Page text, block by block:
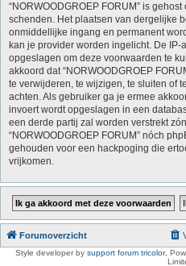
“NORWOODGROEP FORUM” is
schenden. Het plaatsen van dergelijke
onmiddellijke ingang en permanent
kan je provider worden ingelicht. De
opgeslagen om deze voorwaarden te
akkoord dat “NORWOODGROEP
te verwijderen, te wijzigen, te sluiten of
achten. Als gebruiker ga je ermee
invoert wordt opgeslagen in een
een derde partij zal worden verstrekt
“NORWOODGROEP FORUM” nóch
gehouden voor een hackpoging die
vrijkomen.
Forumoverzicht
Style developer by support forum tricolor,